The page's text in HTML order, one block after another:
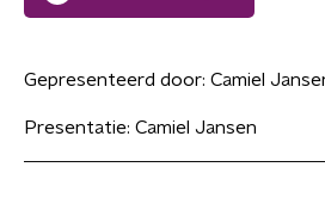
Gepresenteerd door: Camiel
Presentatie: Camiel Jansen